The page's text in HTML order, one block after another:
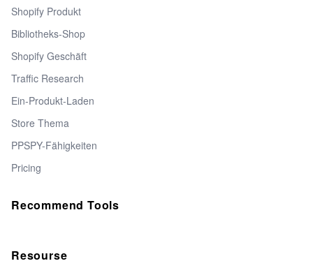
Shopify Produkt
Bibliotheks-Shop
Shopify Geschäft
Traffic Research
Ein-Produkt-Laden
Store Thema
PPSPY-Fähigkeiten
Pricing
Recommend Tools
Resourse